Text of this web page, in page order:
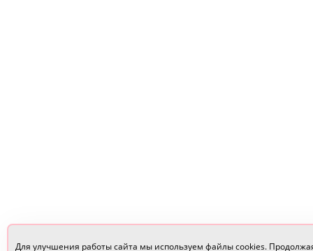
Для улучшения работы сайта мы используем файлы cookies.